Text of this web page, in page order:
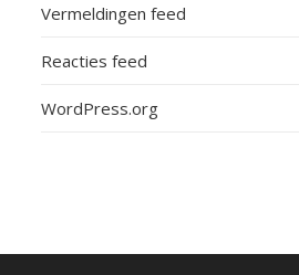
Vermeldingen feed
Reacties feed
WordPress.org